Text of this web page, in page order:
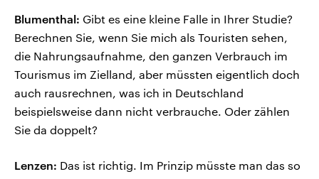
Blumenthal: Gibt es eine kleine Falle in Ihrer Studie?
Berechnen Sie, wenn Sie mich als Touristen sehen,
die Nahrungsaufnahme, den ganzen Verbrauch im
Tourismus im Zielland, aber müssten eigentlich doch
auch rausrechnen, was ich in Deutschland
beispielsweise dann nicht verbrauche. Oder zählen
Sie da doppelt?
Lenzen: Das ist richtig. Im Prinzip müsste man das so